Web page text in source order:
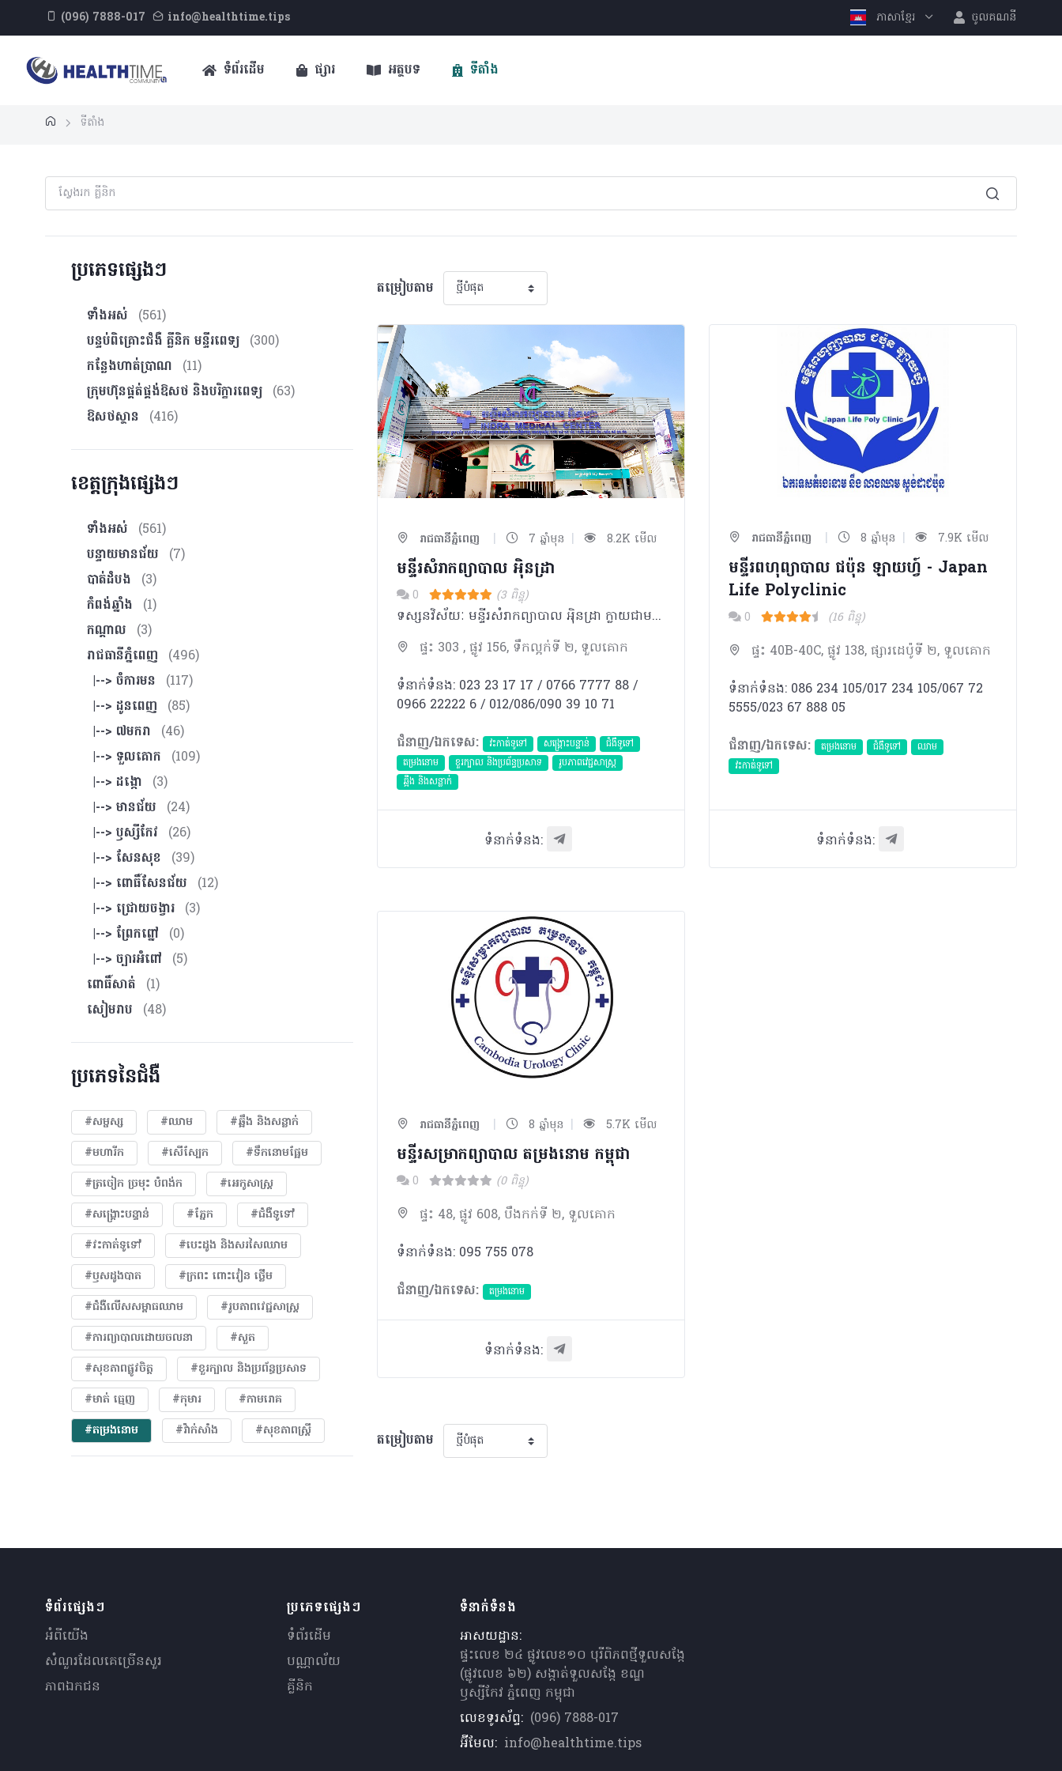
(096) 7888-017 info@healthtime.tips ភាសាខ្មែរ ចូលគណនី
ទំព័រដើម ផ្សារ អត្ថបទ ទីតាំង
ទីតាំង
ប្រភេទផ្សេងៗ
ទាំងអស់
(561)
បន្ទប់ពិគ្រោះ​ជំងឺ គ្លីនិក មន្ទីរពេទ្យ (300)
កន្លែងហាត់ប្រាណ
(11)
ក្រុមហ៊ុនផ្គត់ផ្គង់ឱសថ និងបរិក្ខារពេទ្យ (63)
ឱសថស្ថាន
(416)
ខេត្តក្រុងផ្សេងៗ
ទាំងអស់
(561)
បន្ទាយមានជ័យ
(7)
បាត់ដំបង
(3)
កំពង់ឆ្នាំង
(1)
កណ្ដាល
(3)
រាជធានីភ្នំពេញ
(496)
|--> ចំការមន
(117)
|--> ដូនពេញ
(85)
|--> ៧មករា
(46)
|--> ទួលគោក
(109)
|--> ដង្កោ
(3)
|--> មានជ័យ
(24)
|--> ឫស្សីកែវ
(26)
|--> សែនសុខ
(39)
|--> ពោធិ៍សែនជ័យ
(12)
|--> ជ្រោយចង្វារ (3)
|--> ព្រែកព្នៅ
(0)
|--> ច្បារអំពៅ
(5)
ពោធិ៍សាត់
(1)
សៀមរាប
(48)
ប្រភេទនៃជំងឺ
#សម្ផស្ស #ឈាម
#ឆ្អឹង និងសន្លាក់
#មហារីក​
#សើស្បែក
#ទឹកនោមផ្អែម
#ត្រចៀក ច្រមុះ បំពង់ក
#អេកូសាស្រ្ត
#សង្គ្រោះបន្ទាន់
#ភ្នែក​
#ជំងឺទូទៅ
#វះកាត់ទូទៅ
#បេះដូង​ និងសរសៃឈាម
#ឫសដូងបាត
#ក្រពះ ពោះវៀន ថ្លើម
#ជំងឺលើសសម្ពាធឈាម
#​រូបភាពវេជ្ជសាស្រ្ត
#ការព្យាបាលដោយ​ចលនា
#សួត
#សុខភាពផ្លូវចិត្ត
#ខួរក្បាល និងប្រព័ន្ធប្រសាទ
#មាត់ ធ្មេញ
#កុមារ
#កាមរោគ
#តម្រងនោម
#វ៉ាក់សាំង #សុខភាពស្រ្តី
តម្រៀបតាម
រាជធានីភ្នំពេញ | 7 ឆ្នាំមុន | 8.2K មើល
មន្ទីរសំរាកព្យាបាល អុិនដ្រា
0 (3 ពិន្ទុ)
ទស្សនវិស័យៈ មន្ទីរសំរាកព្យាបាល អុិនដ្រា ក្លាយជាមន្ទីរពេទ្យ ជំរើសដ៏ល្អបំផុត ប្រកបដោយទំនុកចិត្ត សំរាប់ប្រជាជនកម្ពុជា និងជនបរទេស។ បេសកកម្មៈ មន្ទីរសំរាកព្យាបាល អុិនដ្រា ខិតខំប្រឹងប្រែងដើម្បីផ្ដល់នូវ ការថែទាំនិងការព្យាបាល ដែលមានគុណភាពអន្តរជាតិ ដោយក្រុម គ្រូពេទ្យជំនាញ ជាមួយសេវាកម្មល្អឥតខ្ចោះ សម្រាប់បំពេញសេចក្តីត្រូវការរបស់អតិថិជន ។ ការប្តេជ្ញាចិត្តរបស់យើងមានដូចខាងក្រោម: - ផ្ដល់នូវសេវាវេជ្ជសាស្រ្តដែលមានគុណភាពខ្ពស់ដោយគោរពបានតាមបទដ្ឋានអន្តរជាតិ។ -ប្រកាន់ខ្ជាប់នូវតម្លៃនិងក្រមសីលធម៍ វេជ្ជសាស្ត្រ និងសិល្បៈនៃការព្យាបាល ប្រើប្រាស់នូវបច្ចេកវិទ្យាខ្ពស់បំផុត រួមជាមួយនិងឧបករណ៍វេជ្ជសាស្រ្ត ទំនើបទាន់សម័យ។ -អភិវឌ្ឍន៍ចំណេះដឹងវេជ្ជសាស្ត្របន្ថែមដោយការចូលរួមវគ្គបណ្តុះបណ្តាលវេជ្ជសាស្រ្តបន្ត និងការចូលលរួម សិក្ខាសាលា ឬសន្និសិទក្នុងតំបន់ និងអន្ដរជាតិ។ -លើកតម្កើងនិងកែលំអរគុណភាពនៃជីវិតនិងការថែទាំដល់អ្នកជំងឺរបស់យើងនៅទូទាំងប្រទេសកម្ពុជា។
ផ្ទះ 303 , ផ្លូវ 156, ទឹកល្អក់ទី ២, ទួលគោក
ទំនាក់ទំនង: 023 23 17 17 / 0766 7777 88 /
0966 22222 6 / 012/086/090 39 10 71
ជំនាញ/ឯកទេស:
វះកាត់ទូទៅ សង្គ្រោះបន្ទាន់
ជំងឺទូទៅ
តម្រងនោម
ខួរក្បាល និងប្រព័ន្ធប្រសាទ
​រូបភាពវេជ្ជសាស្រ្ត
ឆ្អឹង និងសន្លាក់
ទំនាក់ទំនង:
រាជធានីភ្នំពេញ | 8 ឆ្នាំមុន | 7.9K មើល
មន្ទីរពហុព្យាបាល​ ជប៉ុន ឡាយហ្វ៍ - Japan
Life Polyclinic
0 (16 ពិន្ទុ)
ផ្ទះ 40B-40C, ផ្លូវ 138, ផ្សារដេប៉ូទី ២, ទួលគោក
ទំនាក់ទំនង: 086 234 105/017 234 105/067 72
5555/023 67 888 05
ជំនាញ/ឯកទេស:
តម្រងនោម ជំងឺទូទៅ
ឈាម
វះកាត់ទូទៅ
ទំនាក់ទំនង:
រាជធានីភ្នំពេញ | 8 ឆ្នាំមុន | 5.7K មើល
មន្ទីរសម្រាកព្យាបាល តម្រងនោម កម្ពុជា
0 (0 ពិន្ទុ)
ផ្ទះ 48, ផ្លូវ 608, បឹងកក់ទី ២, ទួលគោក
ទំនាក់ទំនង: 095 755 078
ជំនាញ/ឯកទេស:
តម្រងនោម
ទំនាក់ទំនង:
តម្រៀបតាម
ទំព័រផ្សេងៗ
អំពីយើង
សំណួរ​ដែលគេ​ច្រើន​សួរ
ភាពឯកជន
ប្រភេទផ្សេងៗ
ទំព័រដើម
បណ្ណាល័យ
គ្លីនិក
ទំនាក់ទំនង
អាសយដ្ឋាន:
ផ្ទះលេខ ២៤ ផ្លូវលេខ១០ បុរីពិភពថ្មីទួលសង្កែ
(ផ្លូវលេខ ៦២) សង្កាត់ទួលសង្កែ ខណ្ឌ
ឫស្សីកែវ ភ្នំពេញ កម្ពុជា
លេខទូរស័ព្ទ: (096) 7888-017
អ៊ីមែល: info@healthtime.tips